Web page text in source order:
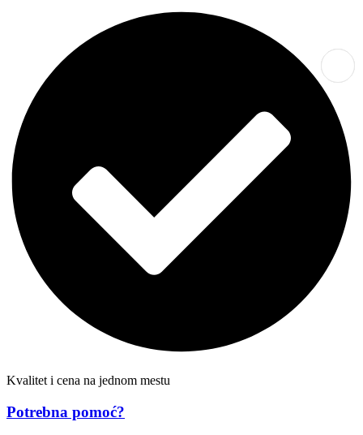
Kvalitet i cena na jednom mestu
Potrebna pomoć?